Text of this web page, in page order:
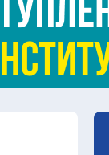
столицы